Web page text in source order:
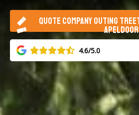
4.6/5.0
QUOTE COMPANY OUTING